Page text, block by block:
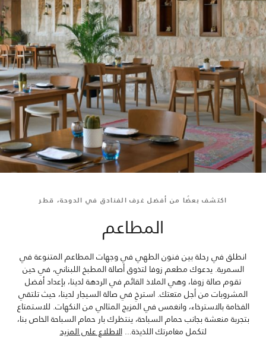
اكتشف بعضًا من أفضل غرف الفنادق في الدوحة، قطر
المطاعم
انطلق في رحلة بين فنون الطهي في وجهات المطاعم المتنوعة في
السمرية. يدعوك مطعم زوفا لتذوق أصالة المطبخ اللبناني، في حين
تقوم صالة زوفا، وهي الملاذ القائم في الردهة لدينا، بإعداد أفضل
المشروبات من أجل متعتك. استرخِ في صالة السيجار لدينا، حيث تلتقي
الفخامة بالاسترخاء، وانغمس في المزيج المثالي من النكهات. للاستمتاع
بتجربة منعشة بجانب حمام السباحة، ينتظرك بار حمام السباحة الخاص بنا،
لتكمل مغامرتك اللذيذة... الاطلاع على المزيد